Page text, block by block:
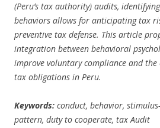
(Peru’s tax authority) audits,
behaviors allows for anticipating tax
preventive tax defense. This article
integration between behavioral
improve voluntary compliance and
tax obligations in Peru.
Keywords: conduct, behavior,
pattern, duty to cooperate, tax Audit